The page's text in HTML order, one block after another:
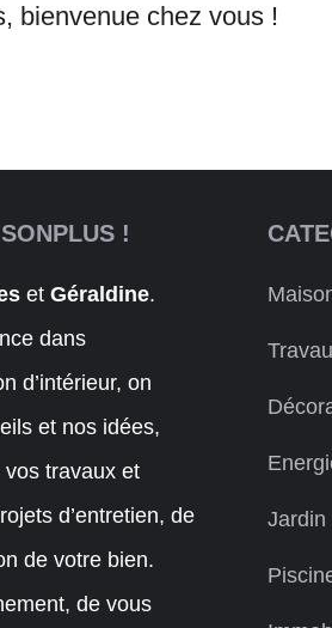
bienvenue chez vous !
!
et Géraldine.
dans
d’intérieur, on
et nos idées,
travaux et
d’entretien, de
de votre bien.
de vous
Jardin